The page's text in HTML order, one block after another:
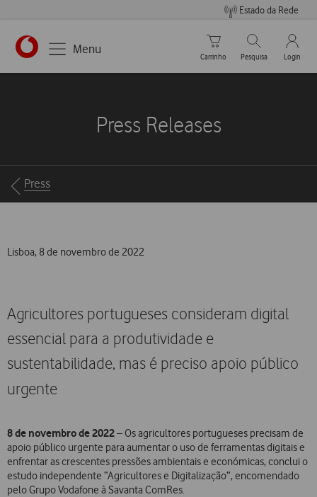
Estado da Rede
https://www.vodafone.pt
Menu
Carrinho de compras
Carrinho
Pesquisar
Pesquisa
My
Login
Press Releases
Breadcrumbs
Press
Lisboa, 8 de novembro de 2022
Agricultores portugueses consideram digital
essencial para a produtividade e
sustentabilidade, mas é preciso apoio público
urgente
8 de novembro de 2022– Os agricultores portugueses precisam de
apoio público urgente para aumentar o uso de ferramentas digitais e
enfrentar as crescentes pressões ambientais e económicas, conclui o
estudo independente “Agricultores e Digitalização”, encomendado
pelo Grupo Vodafone à Savanta ComRes.